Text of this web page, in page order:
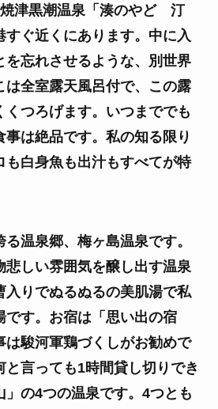
津黒潮温泉「湊のやど 汀
すぐ近くにあります。中に入
を忘れさせるような、別世界
は全室露天風呂付で、この露
くつろげます。いつまででも
事は絶品です。私の知る限り
も白身魚も出汁もすべてが特
温泉郷、梅ヶ島温泉です。
悲しい雰囲気を醸し出す温泉
入りでぬるぬるの美肌湯で私
です。お宿は「思い出の宿
は駿河軍鶏づくしがお勧めで
言っても1時間貸し切りでき
」の4つの温泉です。4つとも